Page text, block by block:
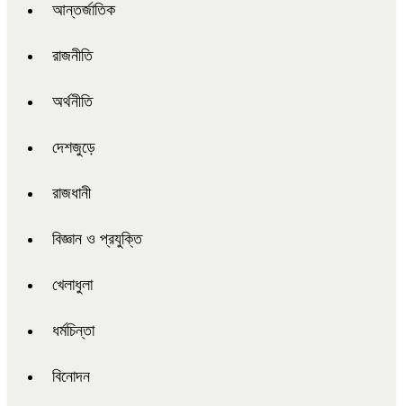
আন্তর্জাতিক
রাজনীতি
অর্থনীতি
দেশজুড়ে
রাজধানী
বিজ্ঞান ও প্রযুক্তি
খেলাধুলা
ধর্মচিন্তা
বিনোদন